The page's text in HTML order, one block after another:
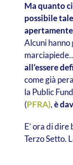
Ma quanto
possibile
Alcuni hanno
all’essere
come già
la Public
(PFRA),è
E’ ora di dire
Terzo Setto.